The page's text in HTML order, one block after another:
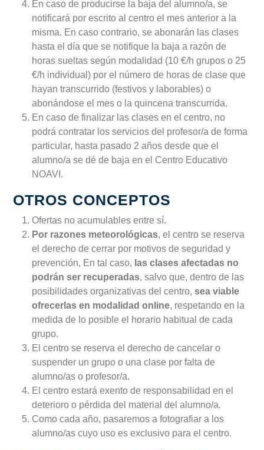
En caso de producirse la baja del alumno/a, se
notificará por escrito al centro el mes anterior a la
misma. En caso contrario, se abonarán las clases
hasta el día que se notifique la baja a razón de
horas sueltas según modalidad (10 €/h grupos o 25
€/h individual) por el número de horas de clase que
hayan transcurrido (festivos y laborables) o
abonándose el mes o la quincena transcurrida.
En caso de finalizar las clases en el centro, no
podrá contratar los servicios del profesor/a de forma
particular, hasta pasado 2 años desde que el
alumno/a se dé de baja en el Centro Educativo
NOAVI.
OTROS CONCEPTOS
Ofertas no acumulables entre sí.
Por razones meteorológicas, el centro se reserva
el derecho de cerrar por motivos de seguridad y
prevención, En tal caso, las clases afectadas no
podrán ser recuperadas, salvo que, dentro de las
posibilidades organizativas del centro, sea viable
ofrecerlas en modalidad online, respetando en la
medida de lo posible el horario habitual de cada
grupo.
El centro se reserva el derecho de cancelar o
suspender un grupo o una clase por falta de
alumno/as o profesor/a.
El centro estará exento de responsabilidad en el
deterioro o pérdida del material del alumno/a.
Como cada año, pasaremos a fotografiar a los
alumno/as cuyo uso es exclusivo para el centro.